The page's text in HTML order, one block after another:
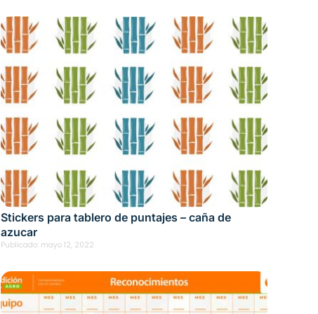
Stickers para tablero de puntajes – caña de
azucar
Publicado: mayo 12, 2022